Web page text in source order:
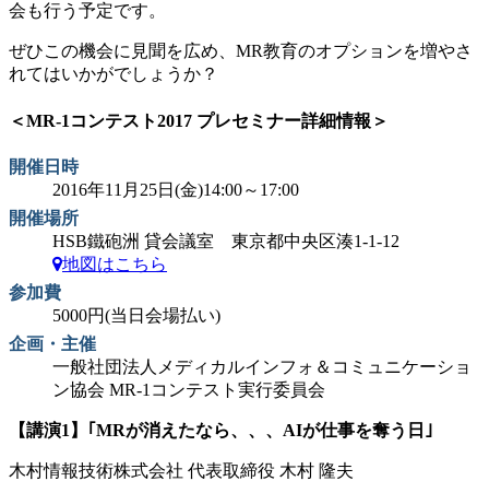
会も行う予定です。
ぜひこの機会に見聞を広め、MR教育のオプションを増やさ
れてはいかがでしょうか？
＜MR-1コンテスト2017 プレセミナー詳細情報＞
開催日時
2016年11月25日(金)14:00～17:00
開催場所
HSB鐵砲洲 貸会議室 東京都中央区湊1-1-12
地図はこちら
参加費
5000円(当日会場払い)
企画・主催
一般社団法人メディカルインフォ＆コミュニケーショ
ン協会 MR-1コンテスト実行委員会
【講演1】｢MRが消えたなら、、、AIが仕事を奪う日｣
木村情報技術株式会社 代表取締役 木村 隆夫